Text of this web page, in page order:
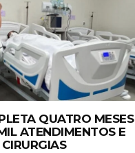
QUATRO MESES
ATENDIMENTOS E